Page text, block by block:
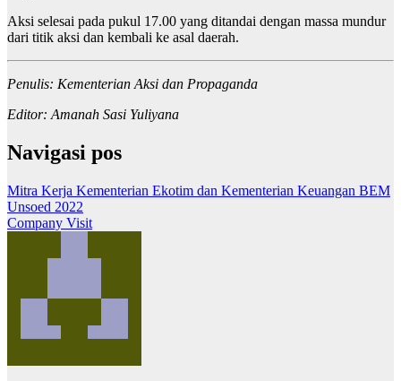
Aksi selesai pada pukul 17.00 yang ditandai dengan massa mundur
dari titik aksi dan kembali ke asal daerah.
Penulis: Kementerian Aksi dan Propaganda
Editor: Amanah Sasi Yuliyana
Navigasi pos
Mitra Kerja Kementerian Ekotim dan Kementerian Keuangan BEM
Unsoed 2022
Company Visit